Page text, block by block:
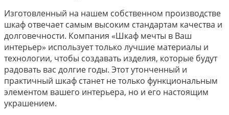
Изготовленный на нашем собственном производстве
шкаф отвечает самым высоким стандартам качества и
долговечности. Компания «Шкаф мечты в Ваш
интерьер» использует только лучшие материалы и
технологии, чтобы создавать изделия, которые будут
радовать вас долгие годы. Этот утонченный и
практичный шкаф станет не только функциональным
элементом вашего интерьера, но и его настоящим
украшением.